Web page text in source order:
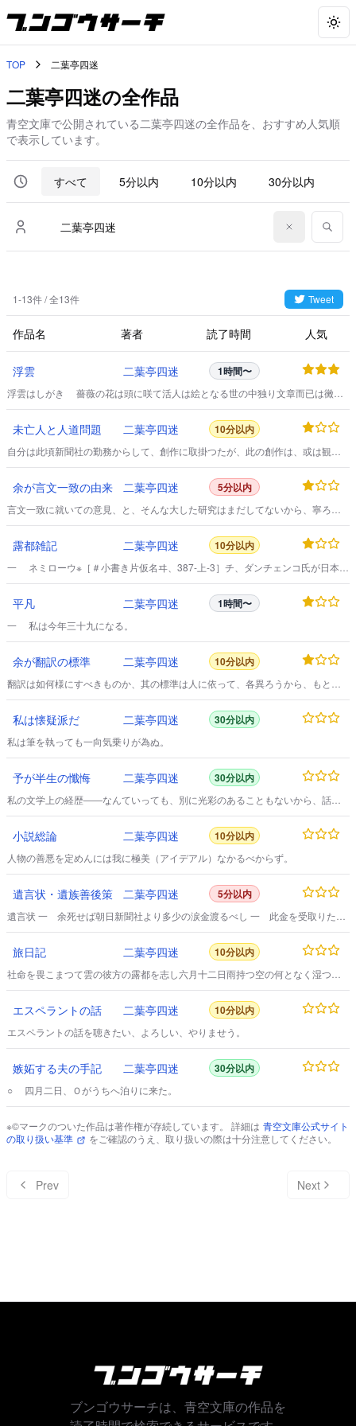
TOP 二葉亭四迷
二葉亭四迷の全作品
青空文庫で公開されている二葉亭四迷の全作品を、おすすめ人気順
で表示しています。
すべて 5分以内 10分以内 30分以内
1-13件 / 全13件 Tweet
作品名 著者 読了時間 人気
浮雲 二葉亭四迷 1時間〜
浮雲はしがき 薔薇の花は頭に咲て活人は絵となる世の中独り文章而已は黴の
口に涎を流すは拙しこれはどうでも言文一途の事だと思立ては矢も楯もなく文
明の風改良の熱一度に寄せ来るどさくさ紛れお先真闇三宝荒神さまと春のや先
りさらさらさっと書流せばアラ無情始末にゆかぬ
未亡人と人道問題 二葉亭四迷 10分以内
自分は此頃新聞社の勤務からして、創作に取掛つたが、此の創作は、或は観察
婆ツ気を出して、種々と材料を集めて見たが思ふやうに行かず、其れで今度は
日露戦役後の大現象である軍人遺族――未亡人を主人公にして、一ツ創作を遣
余が言文一致の由来 二葉亭四迷 5分以内
言文一致に就いての意見、と、そんな大した研究はまだしてないから、寧ろ一
露都雑記 二葉亭四迷 10分以内
一 ネミローウ※［＃小書き片仮名ヰ、387-上-3］チ、ダンチェンコ氏が日本の
居た洟垂らしの頑童共が、思ひがけず異人馬鹿と手を拍つて囃したので、氏は
驚いて首を引込めた事がある。
平凡 二葉亭四迷 1時間〜
一 私は今年三十九になる。
余が翻訳の標準 二葉亭四迷 10分以内
翻訳は如何様にすべきものか、其の標準は人に依って、各異ろうから、もとよ
私は懐疑派だ 二葉亭四迷 30分以内
私は筆を執っても一向気乗りが為ぬ。
予が半生の懺悔 二葉亭四迷 30分以内
私の文学上の経歴――なんていっても、別に光彩のあることもないから、話す
小説総論 二葉亭四迷 10分以内
人物の善悪を定めんには我に極美（アイデアル）なかるべからず。
遺言状・遺族善後策 二葉亭四迷 5分以内
遺言状 一 余死せば朝日新聞社より多少の涙金渡るべし 一 此金を受取りたる
たる時は頭割にして一人の所得百円となる計算也 一 此分配法ニ異議ありとも
変更を許さず 右之通 明治四十二年三月二十二日 露都病院にて 長谷川辰之助
したる跡にて家族
旅日記 二葉亭四迷 10分以内
社命を畏こまつて雲の彼方の露都を志し六月十二日雨持つ空の何となく湿つぽ
エスペラントの話 二葉亭四迷 10分以内
エスペラントの話を聴きたい、よろしい、やりませう。
嫉妬する夫の手記 二葉亭四迷 30分以内
○ 四月二日、Ｏがうちへ泊りに来た。
※©マークのついた作品は著作権が存続しています。 詳細は 青空文庫公式サイト
の取り扱い基準
をご確認のうえ、取り扱いの際は十分注意してください。
Prev Next
ブンゴウサーチは、青空文庫の作品を